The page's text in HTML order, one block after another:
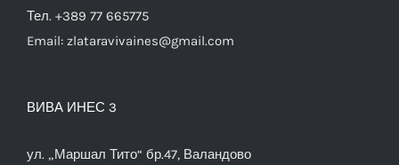
Тел. +389 77 665775
Email: zlataravivaines@gmail.com
ВИВА ИНЕС 3
ул. „Маршал Тито“ бр.47, Валандово